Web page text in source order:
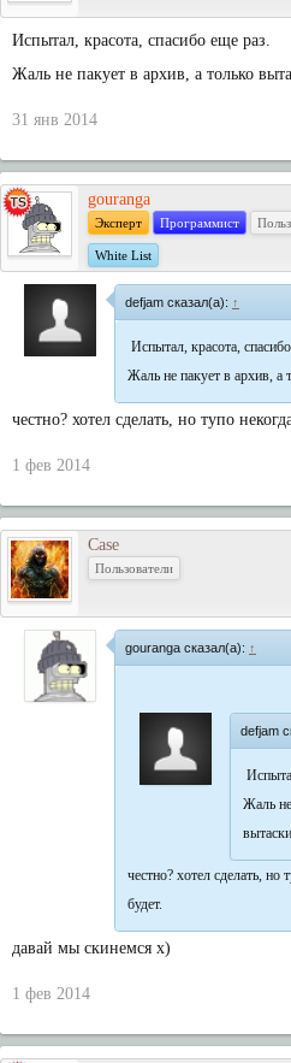
Испытал, красота, спасибо еще раз.
Жаль не пакует в архив, а только
31 янв 2014
gouranga
Эксперт Программист
White List
defjam сказал(а): ↑
Испытал, красота,
Жаль не пакует в архив, а
честно? хотел сделать, но тупо
1 фев 2014
Case
Пользователи
gouranga сказал(а): ↑
defjam
Жаль
честно? хотел сделать, но
будет.
давай мы скинемся х)
1 фев 2014